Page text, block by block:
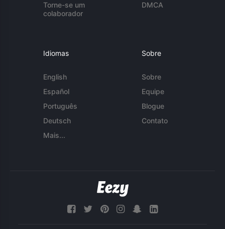
Torne-se um
colaborador
DMCA
Idiomas
English
Español
Português
Deutsch
Mais...
Sobre
Sobre
Equipe
Blogue
Contato